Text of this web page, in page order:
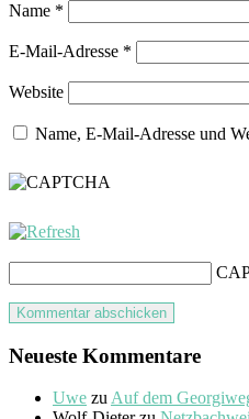
Name *
E-Mail-Adresse *
Website
Name, E-Mail-Adresse und
Neueste Kommentare
Uwe zuAuf dem